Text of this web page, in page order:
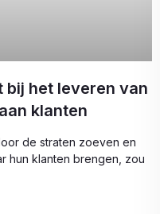
bij het leveren van
klanten
de straten zoeven en
hun klanten brengen, zou